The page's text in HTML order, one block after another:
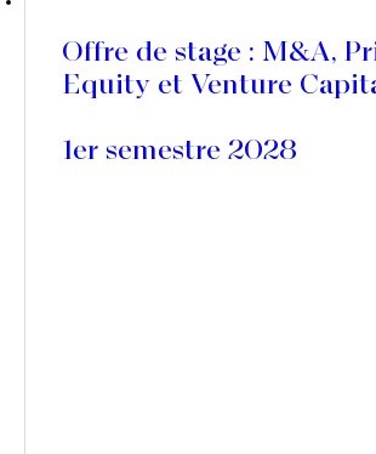
Offre de stage : M&A,
Equity et Venture
1er semestre 2028